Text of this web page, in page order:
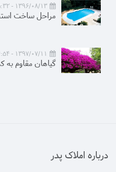
1396/08/13 - 15:32
مراحل ساخت
1397/07/11 - 14:54
گیاهان مقاوم به
درباره املاک پدر